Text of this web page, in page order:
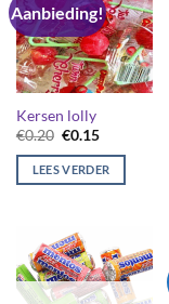
Aanbieding!
Kersen lolly
€0.20 Oorspronkelijke
was:
€0.20.
€0.15Huidige
is:
€0.15.
LEES VERDER